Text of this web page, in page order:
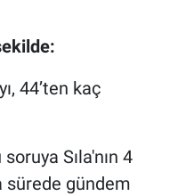
44’ten kaç
Sıla'nın 4
sürede gündem